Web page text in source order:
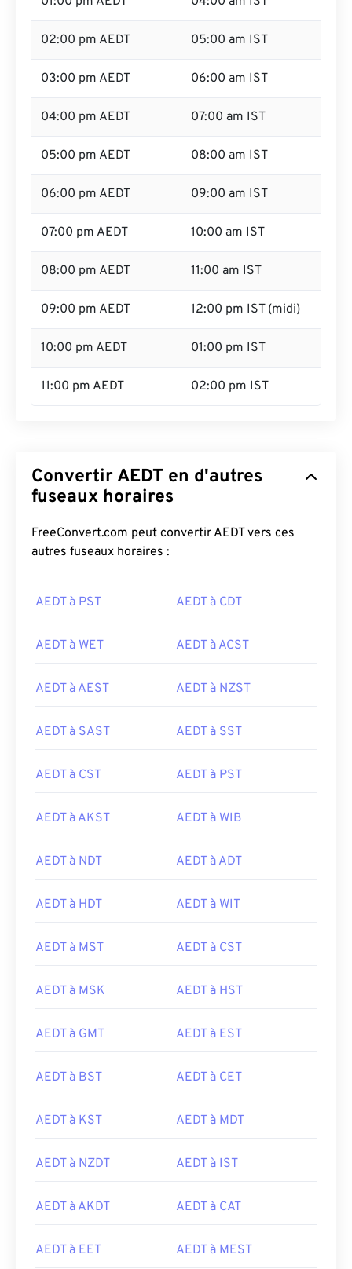
02:00 pm AEDT 05:00 am IST
03:00 pm AEDT 06:00 am IST
04:00 pm AEDT 07:00 am IST
05:00 pm AEDT 08:00 am IST
06:00 pm AEDT 09:00 am IST
07:00 pm AEDT 10:00 am IST
08:00 pm AEDT 11:00 am IST
09:00 pm AEDT 12:00 pm IST (midi)
10:00 pm AEDT 01:00 pm IST
11:00 pm AEDT 02:00 pm IST
Convertir AEDT en d'autres
fuseaux horaires
FreeConvert.com peut convertir AEDT vers ces
autres fuseaux horaires :
AEDT à PST AEDT à CDT
AEDT à WET AEDT à ACST
AEDT à AEST AEDT à NZST
AEDT à SAST AEDT à SST
AEDT à CST AEDT à PST
AEDT à AKST AEDT à WIB
AEDT à NDT AEDT à ADT
AEDT à HDT AEDT à WIT
AEDT à MST AEDT à CST
AEDT à MSK AEDT à HST
AEDT à GMT AEDT à EST
AEDT à BST AEDT à CET
AEDT à KST AEDT à MDT
AEDT à NZDT AEDT à IST
AEDT à AKDT AEDT à CAT
AEDT à EET AEDT à MEST